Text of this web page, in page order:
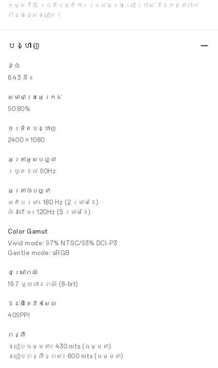
កម្មវិធី ប្រតិបត្តិការរបស់អ្នកប្រើប្រាស់ និងកត្តាពាក់
ព័ន្ធផ្សេងទៀត។
បង្ហាញ
ទំហំ
6.43 អ៊ីង
សមាមាត្រអេក្រង់
90.80%
កម្រិតបង្ហាញ
2400 × 1080
អត្រាអូសបញ្ជា
រហូតដល់ 90Hz
អត្រាប៉ះបញ្ជា
អតិបរមា៖ 180 Hz (2 ម្រាមដៃ)
លំនាំដើម៖ 120Hz (5 ម្រាមដៃ)
Color Gamut
Vivid mode: 97% NTSC/93% DCI-P3
Gentle mode: sRGB
ជម្រៅពណ៌
16.7 មួយលានពណ៌ (8-bit)
ដង់ស៊ីតេភីកសែល
409PPI
ពន្លឺ
របៀបធម្មតា៖ 430 nits (ធម្មតា)
របៀបពន្លឺខ្ពស់៖ 600 nits (ធម្មតា)